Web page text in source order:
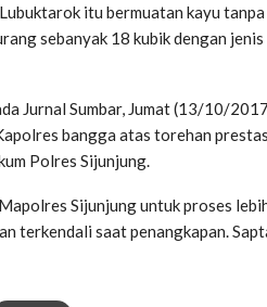
itu bermuatan kayu tanpa
sebanyak 18 kubik dengan
Jurnal Sumbar, Jumat (13/10/
bangga atas torehan
Polres Sijunjung.
Sijunjung untuk proses
terkendali saat penangkapan.